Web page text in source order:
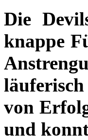
Die
knappe
von
und